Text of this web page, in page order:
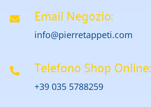
Email Negozio:
info@pierretappeti.com
Telefono Shop Online:
+39 035 5788259